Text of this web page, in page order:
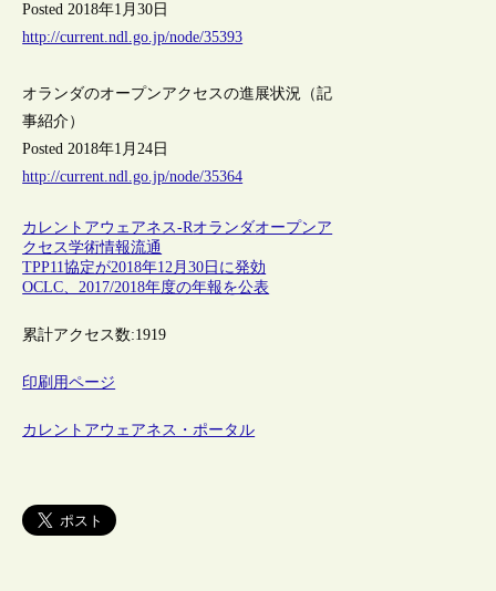
Posted 2018年1月30日
http://current.ndl.go.jp/node/35393
オランダのオープンアクセスの進展状況（記
事紹介）
Posted 2018年1月24日
http://current.ndl.go.jp/node/35364
カレントアウェアネス-Rオランダオープンア
クセス学術情報流通
TPP11協定が2018年12月30日に発効
OCLC、2017/2018年度の年報を公表
累計アクセス数:1919
印刷用ページ
カレントアウェアネス・ポータル